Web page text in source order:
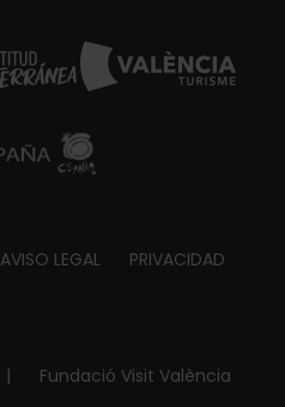
AVISO LEGAL PRIVACIDAD
| Fundació Visit València